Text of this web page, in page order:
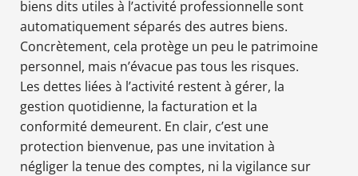
biens dits utiles à l’activité professionnelle sont
automatiquement séparés des autres biens.
Concrètement, cela protège un peu le patrimoine
personnel, mais n’évacue pas tous les risques.
Les dettes liées à l’activité restent à gérer, la
gestion quotidienne, la facturation et la
conformité demeurent. En clair, c’est une
protection bienvenue, pas une invitation à
négliger la tenue des comptes, ni la vigilance sur